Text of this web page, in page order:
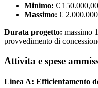
Minimo: € 150.000,00
Massimo: €
Durata progetto: massimo
provvedimento di
Attivita e spese
Linea A: Efficientamento